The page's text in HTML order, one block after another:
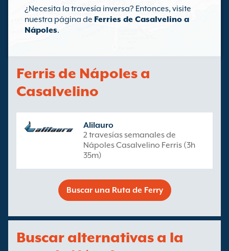
¿Necesita la travesía inversa? Entonces, visite
nuestra página de Ferries de Casalvelino a
Nápoles.
Ferris de Nápoles a
Casalvelino
Alilauro
2 travesías semanales de
Nápoles Casalvelino Ferris (3h
35m)
Buscar una Ruta de Ferry
Buscar alternativas a la